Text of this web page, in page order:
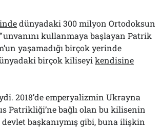
dünyadaki 300 milyon Ortodoksun
unvanını kullanmaya başlayan Patrik
yaşamadığı birçok yerinde
birçok kiliseyikendisine
2018’de emperyalizmin Ukrayna
Patrikliği’ne bağlı olan bu kilisenin
başkanıymış gibi, buna ilişkin